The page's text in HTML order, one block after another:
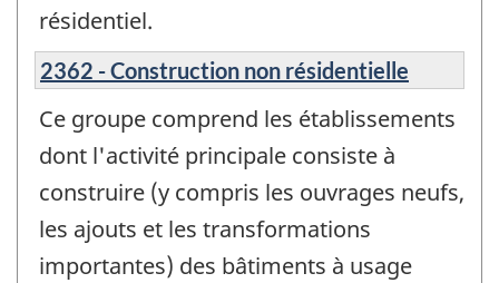
résidentiel.
2362 - Construction non résidentielle
Ce groupe comprend les établissements
dont l'activité principale consiste à
construire (y compris les ouvrages neufs,
les ajouts et les transformations
importantes) des bâtiments à usage